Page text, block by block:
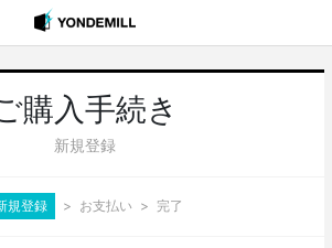
購入手続き
新規登録
規登録 お支払い 完了